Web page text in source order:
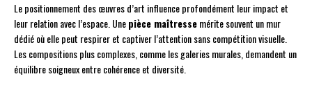
Le positionnement des œuvres d’art influence profondément leur impact et
leur relation avec l’espace. Unepièce maîtressemérite souvent un mur
dédié où elle peut respirer et captiver l’attention sans compétition visuelle.
Les compositions plus complexes, comme les galeries murales, demandent un
équilibre soigneux entre cohérence et diversité.